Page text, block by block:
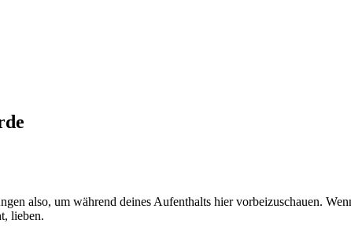
also, um während deines Aufenthalts hier vorbeizuschauen.
lieben.